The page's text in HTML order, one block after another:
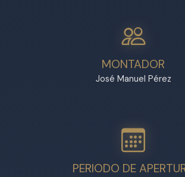
MONTADOR
José Manuel Pérez
PERIODO DE